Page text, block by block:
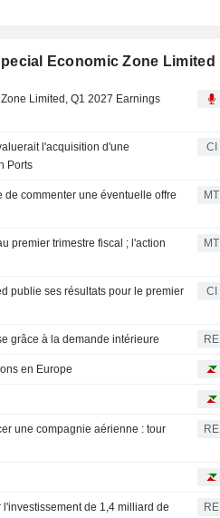
Economic Zone Limited
Limited, Q1 2027 Earnings
l'acquisition d'une
Ports
CI
commenter une éventuelle offre
MT
premier trimestre fiscal ; l'action
MT
publie ses résultats pour le premier
CI
grâce à la demande intérieure RE
en Europe
une compagnie aérienne : tour
RE
de 1,4 milliard de
RE